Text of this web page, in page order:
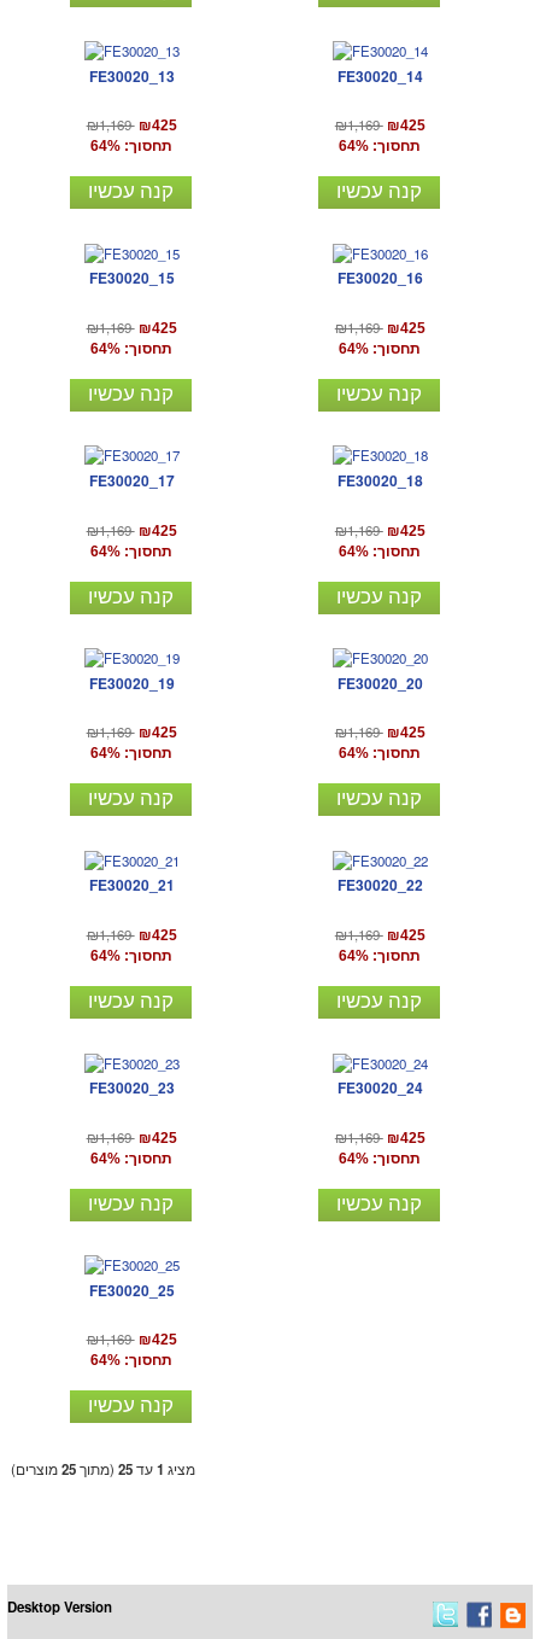
FE30020_13
₪1,169 ₪425
תחסוך: 64%
קנה עכשיו
FE30020_14
₪1,169 ₪425
תחסוך: 64%
קנה עכשיו
FE30020_15
₪1,169 ₪425
תחסוך: 64%
קנה עכשיו
FE30020_16
₪1,169 ₪425
תחסוך: 64%
קנה עכשיו
FE30020_17
₪1,169 ₪425
תחסוך: 64%
קנה עכשיו
FE30020_18
₪1,169 ₪425
תחסוך: 64%
קנה עכשיו
FE30020_19
₪1,169 ₪425
תחסוך: 64%
קנה עכשיו
FE30020_20
₪1,169 ₪425
תחסוך: 64%
קנה עכשיו
FE30020_21
₪1,169 ₪425
תחסוך: 64%
קנה עכשיו
FE30020_22
₪1,169 ₪425
תחסוך: 64%
קנה עכשיו
FE30020_23
₪1,169 ₪425
תחסוך: 64%
קנה עכשיו
FE30020_24
₪1,169 ₪425
תחסוך: 64%
קנה עכשיו
FE30020_25
₪1,169 ₪425
תחסוך: 64%
קנה עכשיו
מציג 1עד25 (מתוך25מוצרים)
Desktop Version